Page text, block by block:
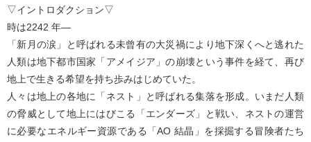
▽イントロダクション▽
時は2242 年―
「新月の涙」と呼ばれる未曾有の大災禍により地下深くへと逃れた
人類は地下都市国家「アメイジア」の崩壊という事件を経て、再び
地上で生きる希望を持ち歩みはじめていた。
人々は地上の各地に「ネスト」と呼ばれる集落を形成。いまだ人類
の脅威として地上にはびこる「エンダーズ」と戦い、ネストの運営
に必要なエネルギー資源である「AO 結晶」を採掘する冒険者たち